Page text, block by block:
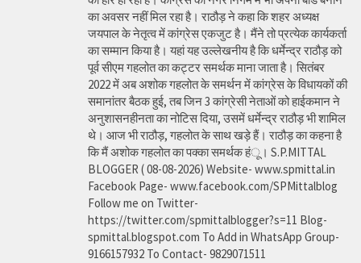
का अवसर नहीं मिल रहा है। राठौड़ ने कहा कि शहर अध्यक्ष
जयपाल के नेतृत्व में कांग्रेस एकजुट है। मैंने तो प्रत्येक कार्यकर्ता
का सम्मान किया है। यहां यह उल्लेखनीय है कि धर्मेन्द्र राठौड़ को
पूर्व सीएम गहलोत का कट्टर समर्थक माना जाता है। सितंबर
2022 में अब अशोक गहलोत के समर्थन में कांग्रेस के विधायकों की
समानांतर बैठक हुई, तब जिन 3 कांग्रेसी नेताओं को हाईकमान ने
अनुशासनहीनता का नोटिस दिया, उसमें धर्मेन्द्र राठौड़ भी शामिल
थे। आज भी राठौड़, गहलोत के साथ खड़े हैं। राठौड़ का कहना है
कि मैं अशोक गहलोत का पक्का समर्थक हंू। S.P.MITTAL
BLOGGER ( 08-08-2026) Website- www.spmittal.in
Facebook Page- www.facebook.com/SPMittalblog
Follow me on Twitter-
https://twitter.com/spmittalblogger?s=11 Blog-
spmittal.blogspot.com To Add in WhatsApp Group-
9166157932 To Contact- 9829071511